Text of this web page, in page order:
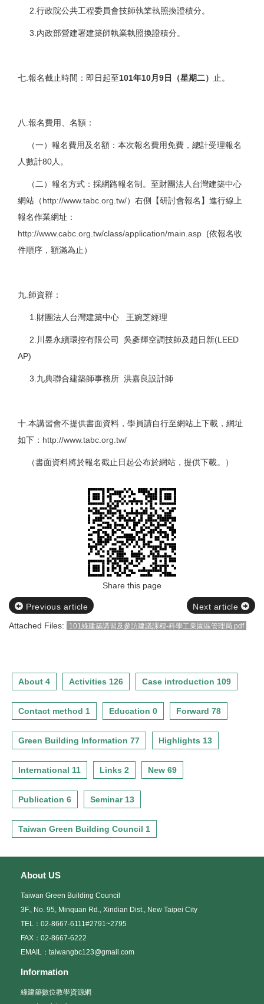
2.行政院公共工程委員會技師執業執照換證積分。
3.內政部營建署建築師執業執照換證積分。
七.報名截止時間：即日起至101年10月 9日（星期二） 止。
八.報名費用、名額：
（一）報名費用及名額：本次報名費用免費，總計受理報名
人數計80人。
（二）報名方式：採網路報名制。至財團法人台灣建築中心
網站（http://www.tabc.org.tw/）右側【研討會報名】進行線上
報名作業網址：
http://www.cabc.org.tw/class/application/main.asp (依報名收
件順序，額滿為止）
九.師資群：
1.財團法人台灣建築中心 王婉芝經理
2.川昱永續環控有限公司 吳彥輝空調技師及趙日新(LEED
AP)
3.九典聯合建築師事務所 洪嘉良設計師
十.本講習會不提供書面資料，學員請自行至網站上下載，網址
如下： http://www.tabc.org.tw/
（書面資料將於報名截止日起公布於網站，提供下載。）
Share this page
Previous article
Next article
Attached Files:
101綠建築講習及參訪建議課程-科學工業園區管理局.pdf
About 4 Activities 126 Case introduction 109
Contact method 1 Education 0 Forward 78
Green Building Information 77 Highlights 13
International 11 Links 2 New 69
Publication 6 Seminar 13
Taiwan Green Building Council 1
About US
Taiwan Green Building Council
3F., No. 95, Minquan Rd., Xindian Dist., New Taipei City
TEL：02-8667-6111#2791~2795
FAX：02-8667-6222
EMAIL：taiwangbc123@gmail.com
Information
綠建築數位教學資源網